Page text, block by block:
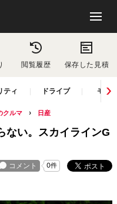
閲覧履歴 保存した見積
ティ ドライブ モー
クルマ 日産
ない。スカイラインG